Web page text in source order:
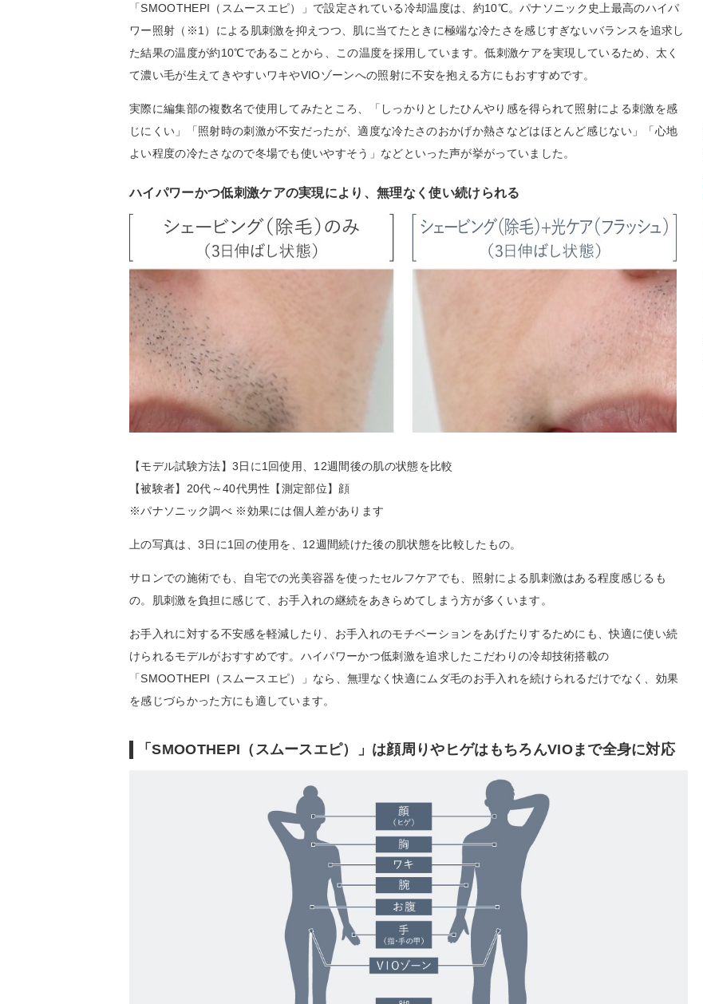
「SMOOTHEPI（スムースエピ）」で設定されている冷却温度は、約10℃。パナソニック史上最高のハイパ
ワー照射（※1）による肌刺激を抑えつつ、肌に当てたときに極端な冷たさを感じすぎないバランスを追求し
た結果の温度が約10℃であることから、この温度を採用しています。低刺激ケアを実現しているため、太く
て濃い毛が生えてきやすいワキやVIOゾーンへの照射に不安を抱える方にもおすすめです。
実際に編集部の複数名で使用してみたところ、「しっかりとしたひんやり感を得られて照射による刺激を感
じにくい」「照射時の刺激が不安だったが、適度な冷たさのおかげか熱さなどはほとんど感じない」「心地
よい程度の冷たさなので冬場でも使いやすそう」などといった声が挙がっていました。
ハイパワーかつ低刺激ケアの実現により、無理なく使い続けられる
【モデル試験方法】3日に1回使用、12週間後の肌の状態を比較
【被験者】20代～40代男性【測定部位】顔
※パナソニック調べ ※効果には個人差があります
上の写真は、3日に1回の使用を、12週間続けた後の肌状態を比較したもの。
サロンでの施術でも、自宅での光美容器を使ったセルフケアでも、照射による肌刺激はある程度感じるも
の。肌刺激を負担に感じて、お手入れの継続をあきらめてしまう方が多くいます。
お手入れに対する不安感を軽減したり、お手入れのモチベーションをあげたりするためにも、快適に使い続
けられるモデルがおすすめです。ハイパワーかつ低刺激を追求したこだわりの冷却技術搭載の
「SMOOTHEPI（スムースエピ）」なら、無理なく快適にムダ毛のお手入れを続けられるだけでなく、効果
を感じづらかった方にも適しています。
「SMOOTHEPI（スムースエピ）」は顔周りやヒゲはもちろんVIOまで全身に対応